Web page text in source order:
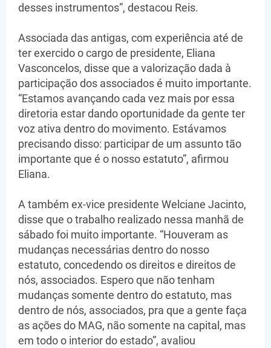
desses instrumentos”, destacou Reis.
Associada das antigas, com experiência até de
ter exercido o cargo de presidente, Eliana
Vasconcelos, disse que a valorização dada à
participação dos associados é muito importante.
“Estamos avançando cada vez mais por essa
diretoria estar dando oportunidade da gente ter
voz ativa dentro do movimento. Estávamos
precisando disso: participar de um assunto tão
importante que é o nosso estatuto”, afirmou
Eliana.
A também ex-vice presidente Welciane Jacinto,
disse que o trabalho realizado nessa manhã de
sábado foi muito importante. “Houveram as
mudanças necessárias dentro do nosso
estatuto, concedendo os direitos e direitos de
nós, associados. Espero que não tenham
mudanças somente dentro do estatuto, mas
dentro de nós, associados, pra que a gente faça
as ações do MAG, não somente na capital, mas
em todo o interior do estado”, avaliou